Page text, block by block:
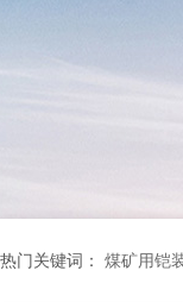
热门关键词： 煤矿用铠装通信电缆 煤矿用信号电缆